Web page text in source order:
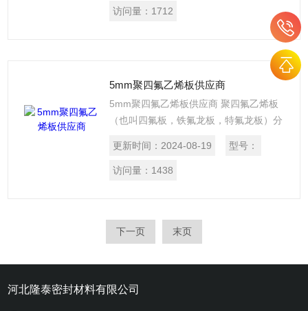
法成型，再经烧结、冷却而制成。
访问量： 1712
5mm聚四氟乙烯板供应商
5mm聚四氟乙烯板供应商 聚四氟乙烯板
（也叫四氟板，铁氟龙板，特氟龙板）分
树脂在常温下用模压法成型，再经烧结、
冷却而制成。
更新时间： 2024-08-19 型号：
访问量： 1438
下一页 末页
河北隆泰密封材料有限公司